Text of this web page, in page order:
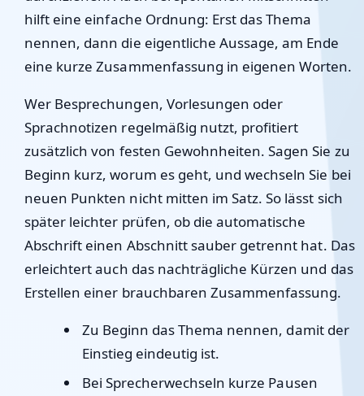
hilft eine einfache Ordnung: Erst das Thema
nennen, dann die eigentliche Aussage, am Ende
eine kurze Zusammenfassung in eigenen Worten.
Wer Besprechungen, Vorlesungen oder
Sprachnotizen regelmäßig nutzt, profitiert
zusätzlich von festen Gewohnheiten. Sagen Sie zu
Beginn kurz, worum es geht, und wechseln Sie bei
neuen Punkten nicht mitten im Satz. So lässt sich
später leichter prüfen, ob die automatische
Abschrift einen Abschnitt sauber getrennt hat. Das
erleichtert auch das nachträgliche Kürzen und das
Erstellen einer brauchbaren Zusammenfassung.
Zu Beginn das Thema nennen, damit der
Einstieg eindeutig ist.
Bei Sprecherwechseln kurze Pausen